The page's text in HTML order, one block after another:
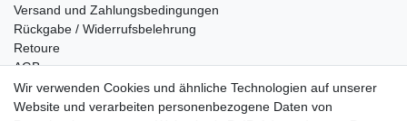
Versand und Zahlungsbedingungen
Rückgabe / Widerrufsbelehrung
Retoure
AGB
Vertrag widerrufen
Informationen
Wir verwenden Cookies und ähnliche Technologien auf unserer
Website und verarbeiten personenbezogene Daten von